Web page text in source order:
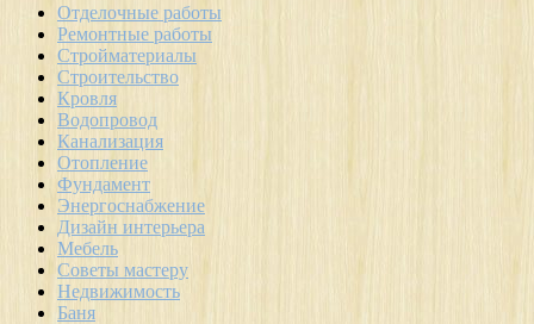
Отделочные работы
Ремонтные работы
Стройматериалы
Строительство
Кровля
Водопровод
Канализация
Отопление
Фундамент
Энергоснабжение
Дизайн интерьера
Мебель
Советы мастеру
Недвижимость
Баня